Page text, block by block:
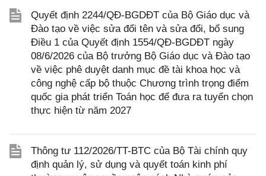
Quyết định 2244/QĐ-BGDĐT của Bộ Giáo dục và
Đào tạo về việc sửa đổi tên và sửa đổi, bổ sung
Điều 1 của Quyết định 1554/QĐ-BGDĐT ngày
08/6/2026 của Bộ trưởng Bộ Giáo dục và Đào tạo
về việc phê duyệt danh mục đề tài khoa học và
công nghệ cấp bộ thuộc Chương trình trọng điểm
quốc gia phát triển Toán học để đưa ra tuyển chọn
thực hiện từ năm 2027
Thông tư 112/2026/TT-BTC của Bộ Tài chính quy
định quản lý, sử dụng và quyết toán kinh phí